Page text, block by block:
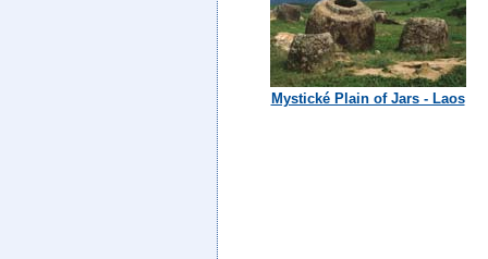
Mystické Plain of Jars - Laos